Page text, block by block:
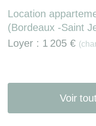
Location
(Bordeaux -Saint
Loyer : 1 205 €
Voir